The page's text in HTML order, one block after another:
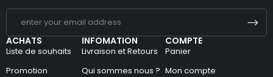
ACHATS
Liste de souhaits
Promotion
INFOMATION
Livraison et Retours
Qui sommes nous ?
COMPTE
Panier
Mon compte